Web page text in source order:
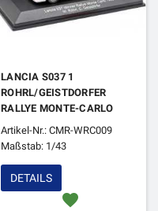
LANCIA S037 1
ROHRL/GEISTDORFER
RALLYE MONTE-CARLO
1983 1ER
Artikel-Nr.: CMR-WRC009
Maßstab: 1/43
favorite
DETAILS